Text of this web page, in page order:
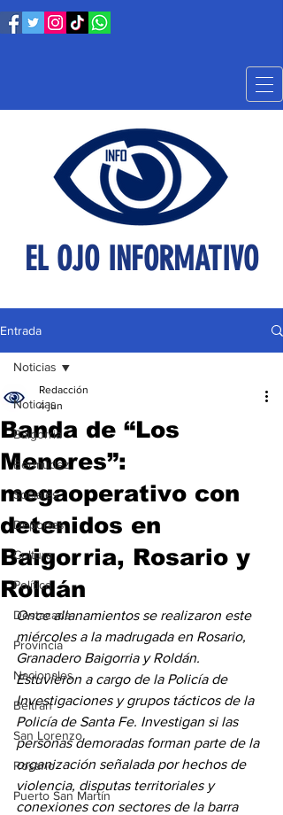
EL OJO INFORMATIVO
Entrada
Noticias
Baigorria
Bermúdez
Sociales
Deportes
Cultura
Política
Destacada
Provincia
Nacionales
Beltrán
San Lorenzo
Rosario
Puerto San Martín
Noticias
Banda de “Los
Menores”:
megaoperativo con
detenidos en
Baigorria, Rosario y
Roldán
Redacción
4 jun
Once allanamientos se realizaron este
miércoles a la madrugada en Rosario,
Granadero Baigorria y Roldán.
Estuvieron a cargo de la Policía de
Investigaciones y grupos tácticos de la
Policía de Santa Fe. Investigan si las
personas demoradas forman parte de la
organización señalada por hechos de
violencia, disputas territoriales y
conexiones con sectores de la barra